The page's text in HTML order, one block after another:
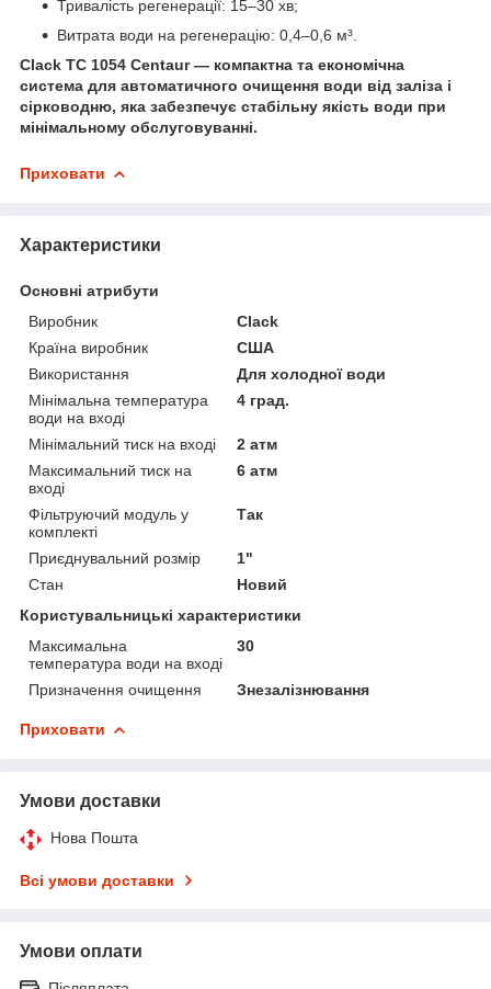
Тривалість регенерації: 15–30 хв;
Витрата води на регенерацію: 0,4–0,6 м³.
Clack TC 1054 Centaur — компактна та економічна
система для автоматичного очищення води від заліза і
сірководню, яка забезпечує стабільну якість води при
мінімальному обслуговуванні.
Приховати
Характеристики
Основні атрибути
Виробник
Clack
Країна виробник
США
Використання
Для холодної води
Мінімальна температура
води на вході
4 град.
Мінімальний тиск на вході
2 атм
Максимальний тиск на
вході
6 атм
Фільтруючий модуль у
комплекті
Так
Приєднувальний розмір
1"
Стан
Новий
Користувальницькі характеристики
Максимальна
температура води на вході
30
Призначення очищення Знезалізнювання
Приховати
Умови доставки
Нова Пошта
Всі умови доставки
Умови оплати